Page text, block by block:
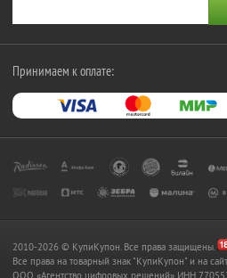
Принимаем к оплате:
2010-2026 © КупиКупон. Все права защищены.
Все права на товарный знак "КупиКупон" и на
OOO «Агентство цифровых решений» ИНН